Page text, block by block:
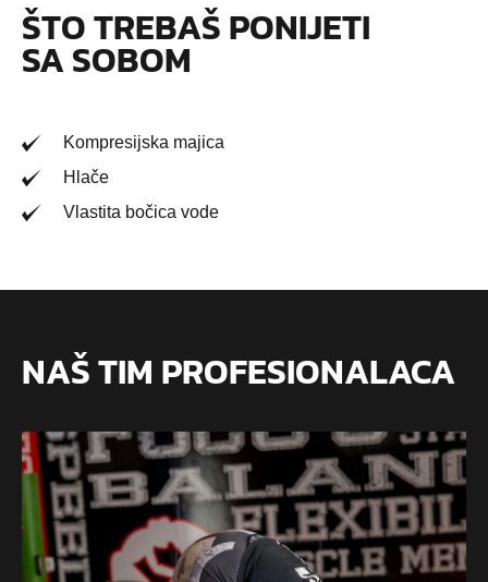
ŠTO TREBAŠ PONIJETI
SA SOBOM
Kompresijska majica
Hlače
Vlastita bočica vode
NAŠ TIM PROFESIONALACA